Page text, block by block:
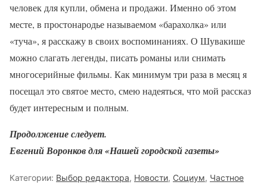
человек для купли, обмена и продажи. Именно об этом
месте, в простонародье называемом «барахолка» или
«туча», я расскажу в своих воспоминаниях. О Шувакише
можно слагать легенды, писать романы или снимать
многосерийные фильмы. Как минимум три раза в месяц я
посещал это святое место, смею надеяться, что мой рассказ
будет интересным и полным.
Продолжение следует.
Евгений Воронков для «Нашей городской газеты»
Категории: Выбор редактора, Новости, Социум, Частное